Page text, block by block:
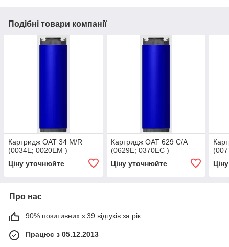
Подібні товари компанії
Картридж OAT 34 M/R
(0034E; 0020EM )
Ціну уточнюйте
Картридж OAT 629 C/A
(0629E; 0370EC )
Ціну уточнюйте
Про нас
90% позитивних з 39 відгуків за рік
Працює з 05.12.2013